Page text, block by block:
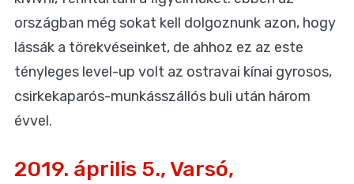
országban még sokat kell dolgoznunk azon, hogy
lássák a törekvéseinket, de ahhoz ez az este
tényleges level-up volt az ostravai kínai gyrosos,
csirkekaparós-munkásszállós buli után három
évvel.
2019. április 5., Varsó,